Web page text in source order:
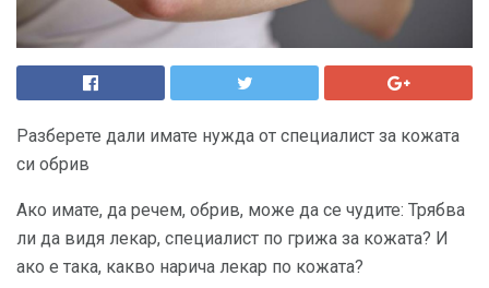
Разберете дали имате нужда от специалист за кожата
си обрив
Ако имате, да речем, обрив, може да се чудите: Трябва
ли да видя лекар, специалист по грижа за кожата? И
ако е така, какво нарича лекар по кожата?